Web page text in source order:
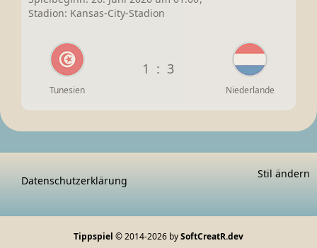
Stadion: Kansas-City-Stadion
Tunesien
1 : 3
Niederlande
Stil ändern
Datenschutzerklärung
Tippspiel © 2014-2026 bySoftCreatR.dev